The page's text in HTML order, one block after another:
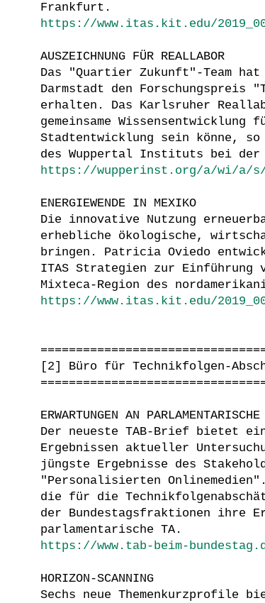
Frankfurt.
https://www.itas.kit.edu/
AUSZEICHNUNG FÜR REALLABOR
Das "Quartier Zukunft"-Team
Darmstadt den Forschungspreis
erhalten. Das Karlsruher
gemeinsame
Stadtentwicklung sein könne, so
des Wuppertal Instituts bei der
https://wupperinst.org/a/wi/a/s/
ENERGIEWENDE IN MEXIKO
Die innovative Nutzung
erhebliche ökologische,
bringen. Patricia Oviedo
ITAS Strategien zur
Mixteca-Region des
https://www.itas.kit.edu/
[2] Büro für Technikfolgen-
ERWARTUNGEN AN
Der neueste TAB-Brief bietet
Ergebnissen aktueller
jüngste Ergebnisse des
"Personalisierten
die für die
der Bundestagsfraktionen ihre
parlamentarische TA.
https://www.tab-beim-
HORIZON-SCANNING
Sechs neue Themenkurzprofile